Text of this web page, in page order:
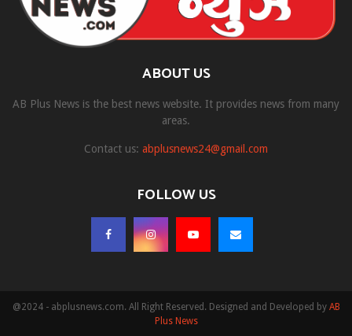
ABOUT US
AB Plus News is the best news website. It provides news from many
areas.
Contact us: abplusnews24@gmail.com
FOLLOW US
@2024 - abplusnews.com. All Right Reserved. Designed and Developed by AB
Plus News